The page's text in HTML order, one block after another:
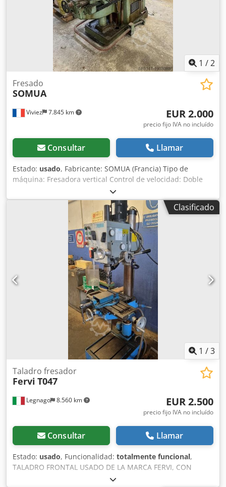
1 /2
Viviez 7.845 km
Fresado
SOMUA
EUR 2.000
precio fijo IVA no incluído
Consultar Llamar
Estado: usado, Fabricante: SOMUA (Francia) Tipo de
máquina: Fresadora vertical Control de velocidad: Doble
palanca mecánica (A y B) Velocidades disponibles: Djdpfjwf
E Hysx Adwskr - De 40 a 2000 rpm
Clasificado
1 /3
Legnago 8.560 km
Taladro fresador
Fervi T047
EUR 2.500
precio fijo IVA no incluído
Consultar Llamar
Estado: usado, Funcionalidad: totalmente funcional,
TALADRO FRONTAL USADO DE LA MARCA FERVI, CON
CAPACIDAD DE 32 MM Y MESA DE DESLIZAMIENTO